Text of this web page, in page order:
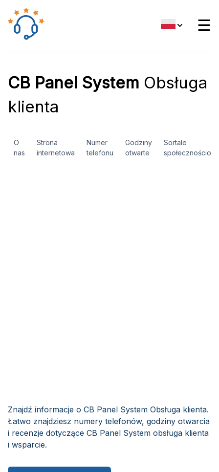
☰
CB Panel System Obsługa
klienta
O
nas
Strona
internetowa
Numer
telefonu
Godziny
otwarte
Sortale
Znajdź informacje o CB Panel System Obsługa klienta.
Łatwo znajdziesz numery telefonów, godziny otwarcia
i recenzje dotyczące CB Panel System obsługa klienta
i wsparcie.